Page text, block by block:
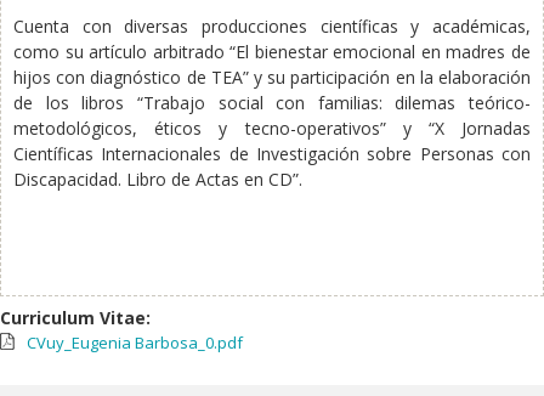
Cuenta con diversas producciones científicas y académicas,
como su artículo arbitrado “El bienestar emocional en madres de
hijos con diagnóstico de TEA” y su participación en la elaboración
de los libros “Trabajo social con familias: dilemas teórico-
metodológicos, éticos y tecno-operativos” y “X Jornadas
Científicas Internacionales de Investigación sobre Personas con
Discapacidad. Libro de Actas en CD”.
Curriculum Vitae:
CVuy_Eugenia Barbosa_0.pdf